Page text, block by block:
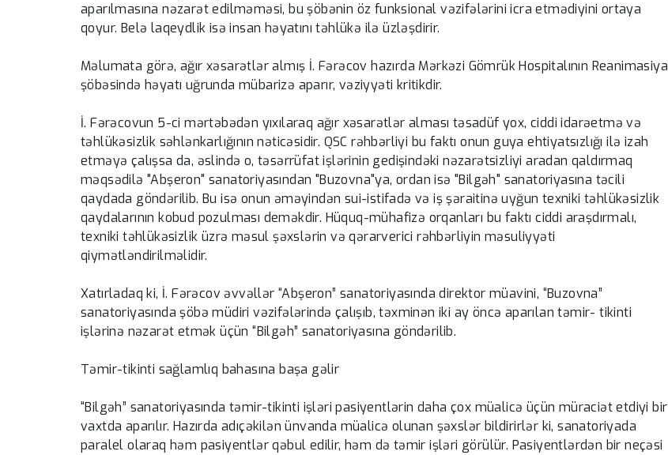
aparılmasına nəzarət edilməməsi, bu şöbənin öz funksional vəzifələrini icra etmədiyini ortaya
qoyur. Belə laqeydlik isə insan həyatını təhlükə ilə üzləşdirir.
Məlumata görə, ağır xəsarətlər almış İ. Fərəcov hazırda Mərkəzi Gömrük Hospitalının Reanimasiya
şöbəsində həyatı uğrunda mübarizə aparır, vəziyyəti kritikdir.
İ. Fərəcovun 5-ci mərtəbədən yıxılaraq ağır xəsarətlər alması təsadüf yox, ciddi idarəetmə və
təhlükəsizlik səhlənkarlığının nəticəsidir. QSC rəhbərliyi bu faktı onun guya ehtiyatsızlığı ilə izah
etməyə çalışsa da, əslində o, təsərrüfat işlərinin gedişindəki nəzarətsizliyi aradan qaldırmaq
məqsədilə "Abşeron" sanatoriyasından "Buzovna"ya, ordan isə "Bilgəh" sanatoriyasına təcili
qaydada göndərilib. Bu isə onun əməyindən sui-istifadə və iş şəraitinə uyğun texniki təhlükəsizlik
qaydalarının kobud pozulması deməkdir. Hüquq-mühafizə orqanları bu faktı ciddi araşdırmalı,
texniki təhlükəsizlik üzrə məsul şəxslərin və qərarverici rəhbərliyin məsuliyyəti
qiymətləndirilməlidir.
Xatırladaq ki, İ. Fərəcov əvvəllər “Abşeron” sanatoriyasında direktor müavini, “Buzovna”
sanatoriyasında şöbə müdiri vəzifələrində çalışıb, təxminən iki ay öncə aparılan təmir- tikinti
işlərinə nəzarət etmək üçün “Bilgəh” sanatoriyasına göndərilib.
Təmir-tikinti sağlamlıq bahasına başa gəlir
“Bilgəh” sanatoriyasında təmir-tikinti işləri pasiyentlərin daha çox müalicə üçün müraciət etdiyi bir
vaxtda aparılır. Hazırda adıçəkilən ünvanda müalicə olunan şəxslər bildirirlər ki, sanatoriyada
paralel olaraq həm pasiyentlər qəbul edilir, həm də təmir işləri görülür. Pasiyentlərdən bir neçəsi